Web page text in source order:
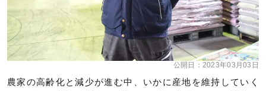
公開日： 2023年03月03日
農家の高齢化と減少が進む中、いかに産地を維持していく